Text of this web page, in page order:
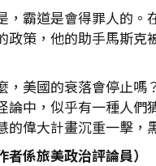
，霸道是會得罪人的。
政策，他的助手馬斯克
，美國的衰落會停止嗎
論中，似乎有一種人們
的偉大計畫沉重一擊，
者係旅美政治評論員）